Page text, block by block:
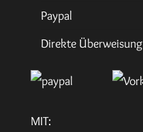
Paypal
Direkte Überweisung
MIT: